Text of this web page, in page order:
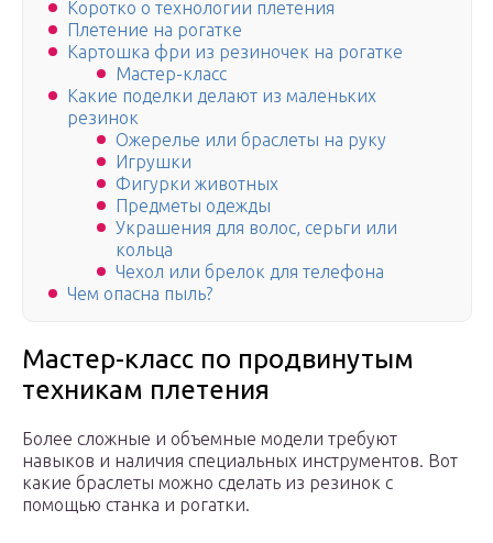
Коротко о технологии плетения
Плетение на рогатке
Картошка фри из резиночек на рогатке
Мастер-класс
Какие поделки делают из маленьких
резинок
Ожерелье или браслеты на руку
Игрушки
Фигурки животных
Предметы одежды
Украшения для волос, серьги или
кольца
Чехол или брелок для телефона
Чем опасна пыль?
Мастер-класс по продвинутым
техникам плетения
Более сложные и объемные модели требуют
навыков и наличия специальных инструментов. Вот
какие браслеты можно сделать из резинок с
помощью станка и рогатки.